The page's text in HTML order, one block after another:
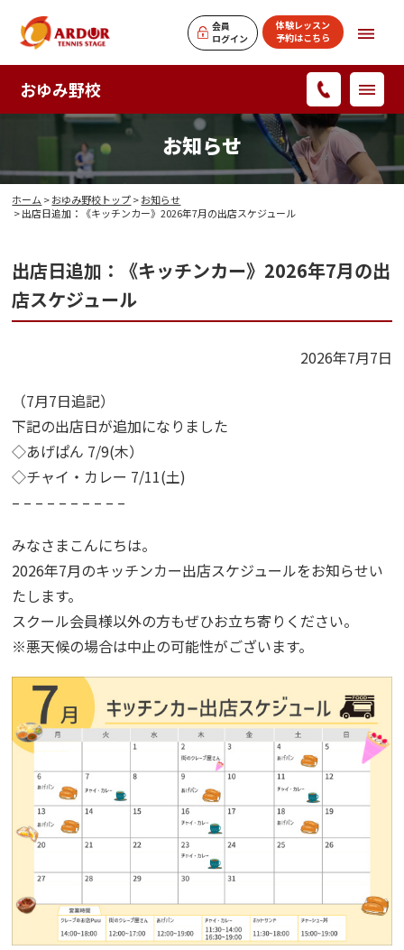
会員
ログイン
体験レッスン
予約はこちら
おゆみ野校
お知らせ
ホーム >おゆみ野校トップ>お知らせ
> 出店日追加：《キッチンカー》2026年7月の出店スケジュール
出店日追加：《キッチンカー》2026年7月の出
店スケジュール
2026年7月7日
（7月7日追記）
下記の出店日が追加になりました
◇あげぱん 7/9(木）
◇チャイ・カレー 7/11(土)
– – – – – – – – – –
みなさまこんにちは。
2026年7月のキッチンカー出店スケジュールをお知らせい
たします。
スクール会員様以外の方もぜひお立ち寄りください。
※悪天候の場合は中止の可能性がございます。